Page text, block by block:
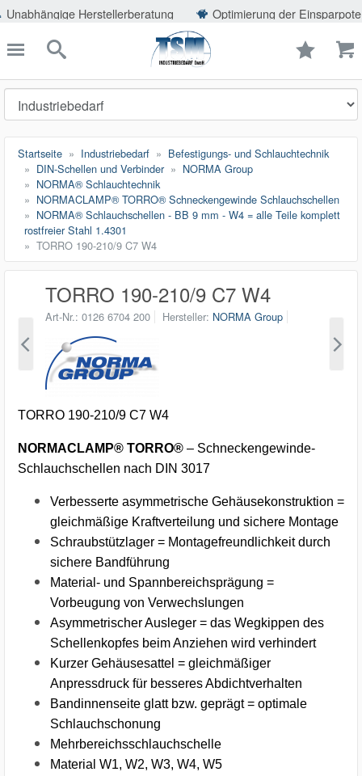
Herstellerberatung Optimierung der Einsparpotentiale
schließen
Suche
Startseite Industriebedarf
Befestigungs- und Schlauchtechnik
DIN-Schellen und Verbinder
NORMA Group
NORMA® Schlauchtechnik
NORMACLAMP® TORRO® Schneckengewinde Schlauchschellen
NORMA® Schlauchschellen - BB 9 mm - W4 = alle Teile komplett
rostfreier Stahl 1.4301
TORRO 190-210/9 C7 W4
TORRO 190-210/9 C7 W4
Art-Nr. 0126 6704 200 Hersteller NORMA Group
TORRO 190-210/9 C7 W4
NORMACLAMP® TORRO® – Schneckengewinde-
Schlauchschellen nach DIN 3017
Verbesserte asymmetrische Gehäusekonstruktion =
gleichmäßige Kraftverteilung und sichere Montage
Schraubstützlager = Montagefreundlichkeit durch
sichere Bandführung
Material- und Spannbereichsprägung =
Vorbeugung von Verwechslungen
Asymmetrischer Ausleger = das Wegkippen des
Schellenkopfes beim Anziehen wird verhindert
Kurzer Gehäusesattel = gleichmäßiger
Anpressdruck für besseres Abdichtverhalten
Bandinnenseite glatt bzw. geprägt = optimale
Schlauchschonung
Mehrbereichsschlauchschelle
Material W1, W2, W3, W4, W5